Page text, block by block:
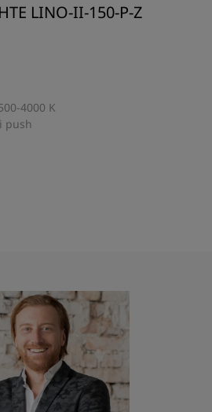
LINO-II-150-P-Z
4000 K
push